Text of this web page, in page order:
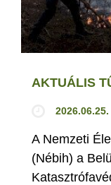
AKTUÁLIS
A Nemzeti
(Nébih) a